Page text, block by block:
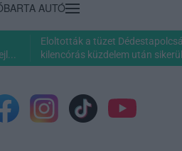
BARTA AUTÓ
Eloltották a tüzet
kilencórás küzdelem után